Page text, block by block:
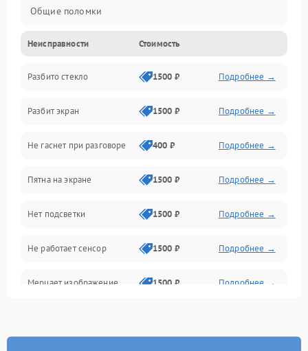
Общие поломки
Проблемы связи
Камеры
Проблемы с дисплеем и сенсором
Зарядка
Проблемы с питанием, зарядкой и аккумулятором
Проблемы с работой системы, корпусом и другие
Неисправности Стоимость
Разбито стекло 1500 ₽ Подробнее →
Разбит экран 1500 ₽ Подробнее →
Не гаснет при разговоре 400 ₽ Подробнее →
Пятна на экране 1500 ₽ Подробнее →
Нет подсветки 1500 ₽ Подробнее →
Не работает сенсор 1500 ₽ Подробнее →
Мерцает изображение 1500 ₽ Подробнее →